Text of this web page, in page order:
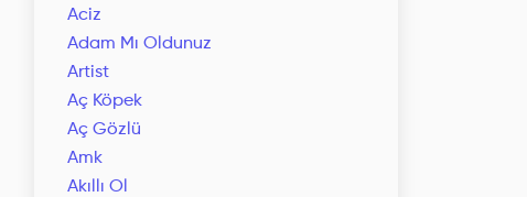
Aciz
Adam Mı Oldunuz
Artist
Aç Köpek
Aç Gözlü
Amk
Akıllı Ol